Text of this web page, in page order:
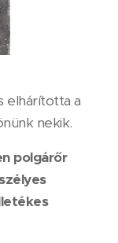
elhárította a
nekik.
polgárőr